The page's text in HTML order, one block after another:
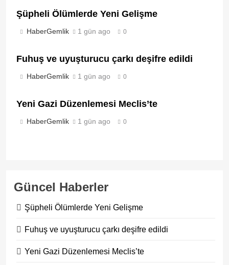
Şüpheli Ölümlerde Yeni Gelişme
HaberGemlik 1 gün ago 0
Fuhuş ve uyuşturucu çarkı deşifre edildi
HaberGemlik 1 gün ago 0
Yeni Gazi Düzenlemesi Meclis’te
HaberGemlik 1 gün ago 0
Güncel Haberler
Şüpheli Ölümlerde Yeni Gelişme
Fuhuş ve uyuşturucu çarkı deşifre edildi
Yeni Gazi Düzenlemesi Meclis’te